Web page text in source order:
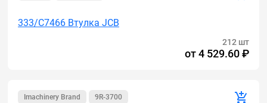
333/C7466 Втулка JCB
212 шт
от4 529.60 ₽
Imachinery Brand 9R-3700